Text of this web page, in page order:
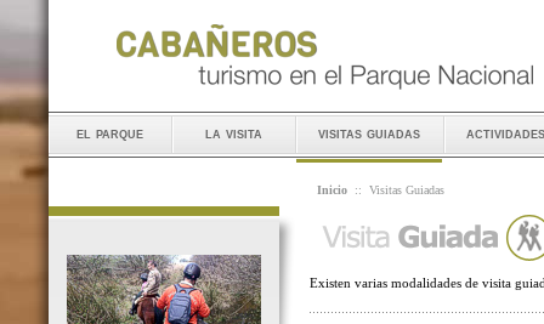
el parque la visita visitas guiadas actividades
Inicio :: Visitas Guiadas
Existen varias modalidades de visita